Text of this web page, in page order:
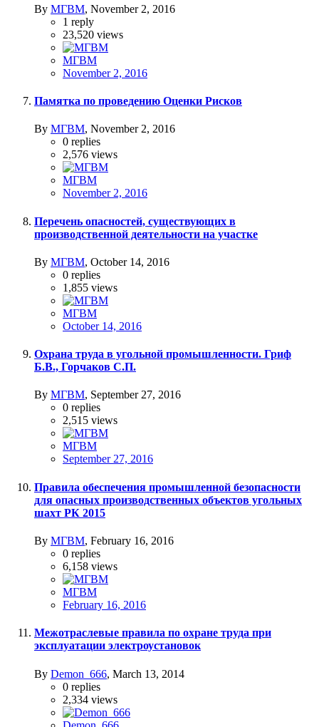
By МГВМ, November 2, 2016
1 reply
23,520 views
МГВМ
November 2, 2016
Памятка по проведению Оценки Рисков
By МГВМ, November 2, 2016
0 replies
2,576 views
МГВМ
November 2, 2016
Перечень опасностей, существующих в
производственной деятельности на участке
By МГВМ, October 14, 2016
0 replies
1,855 views
МГВМ
October 14, 2016
Охрана труда в угольной промышленности. Гриф
Б.В., Горчаков С.П.
By МГВМ, September 27, 2016
0 replies
2,515 views
МГВМ
September 27, 2016
Правила обеспечения промышленной безопасности
для опасных производственных объектов угольных
шахт РК 2015
By МГВМ, February 16, 2016
0 replies
6,158 views
МГВМ
February 16, 2016
Межотраслевые правила по охране труда при
эксплуатации электроустановок
By Demon_666, March 13, 2014
0 replies
2,334 views